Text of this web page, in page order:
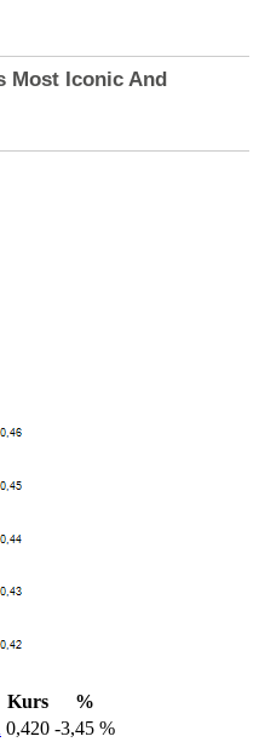
Kurs
%
0,420 -3,45 %